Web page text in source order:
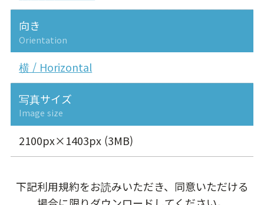
向き
Orientation
横 / Horizontal
写真サイズ
Image size
2100px×1403px (3MB)
下記利用規約をお読みいただき、同意いただける